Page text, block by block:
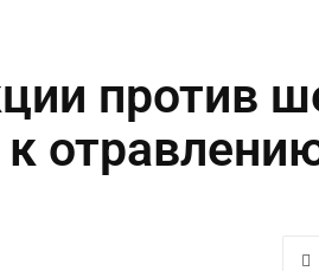
против